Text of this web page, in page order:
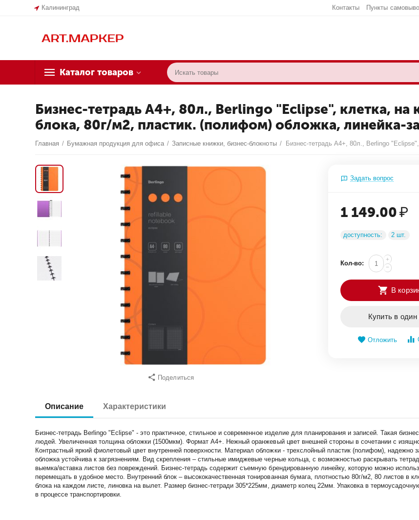
Калининград Контакты Пункты
Каталог товаров
Бизнес-тетрадь А4+, 80л., Berlingo "Eclipse", клетка, на
блока, 80г/м2, пластик. (полифом) обложка, линейка-
Главная / Бумажная продукция для офиса / Записные книжки, бизнес-блокноты /
Поделиться
Задать вопрос
1 149.00₽
доступность: 2 шт.
Кол-во:
+
−
В
Купить в один
Отложить
Описание Характеристики
Бизнес-тетрадь Berlingo "Eclipse" - это практичное, стильное и современное изделие для планирования и записей. Такая
людей. Увеличенная толщина обложки (1500мкм). Формат А4+. Нежный оранжевый цвет внешней стороны в сочетании с
Контрастный яркий фиолетовый цвет внутренней поверхности. Материал обложки - трехслойный пластик (полифом), надежно
обложка устойчива к загрязнениям. Вид скрепления – стильные имиджевые черные кольца, с возможностью раскрывать
выемка/вставка листов без повреждений. Бизнес-тетрадь содержит съемную брендированную линейку, которую можно
перемещать в удобное место. Внутренний блок – высококачественная тонированная бумага, плотностью 80г/м2, 80 листов в
блока на каждом листе, линовка на вылет. Размер бизнес-тетради 305*225мм, диаметр колец 22мм. Упаковка в
в процессе транспортировки.